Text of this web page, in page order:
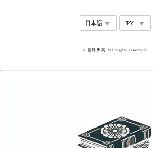
© 書肆田高 All rights reserved.